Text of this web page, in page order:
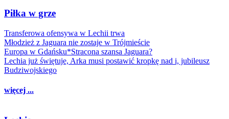
Piłka w grze
Transferowa ofensywa w Lechii trwa
Młodzież z Jaguara nie zostaje w Trójmieście
Europa w Gdańsku*Stracona szansa Jaguara?
Lechia już świętuje, Arka musi postawić kropkę nad i, jubileusz
Budziwojskiego
więcej ...